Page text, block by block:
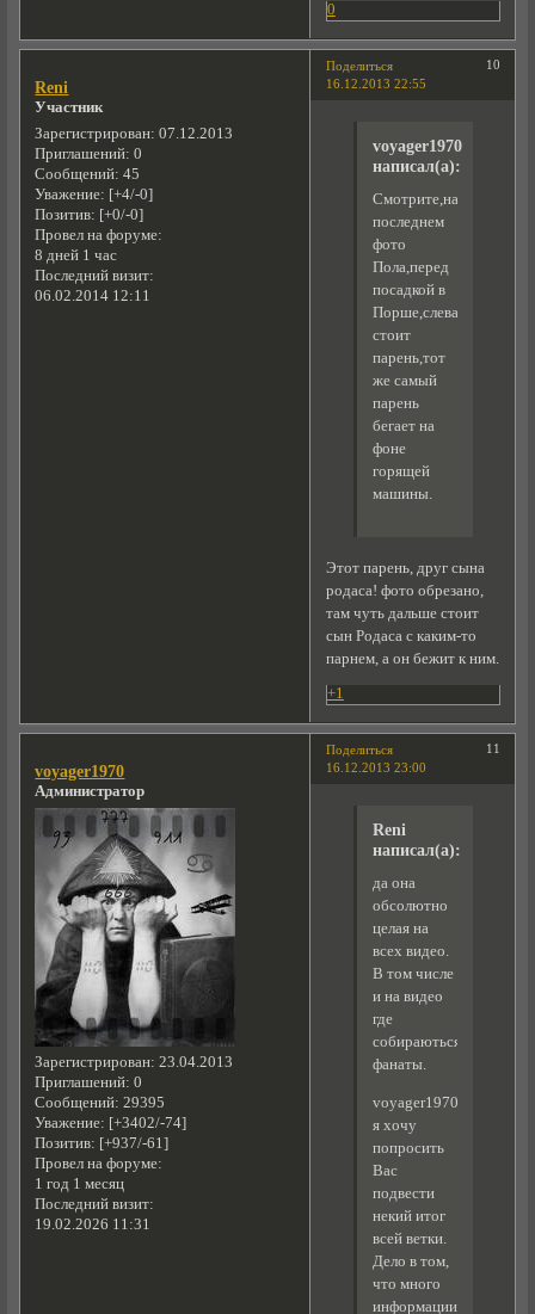
0
Поделиться
10
16.12.2013 22:55
Reni
Участник
Зарегистрирован: 07.12.2013
Приглашений: 0
Сообщений: 45
Уважение: [+4/-0]
Позитив: [+0/-0]
Провел на форуме:
8 дней 1 час
Последний визит:
06.02.2014 12:11
voyager1970
написал(а):
Смотрите,на
последнем
фото
Пола,перед
посадкой в
Порше,слева
стоит
парень,тот
же самый
парень
бегает на
фоне
горящей
машины.
Этот парень, друг сына
родаса! фото обрезано,
там чуть дальше стоит
сын Родаса с каким-то
парнем, а он бежит к ним.
+1
Поделиться
11
16.12.2013 23:00
voyager1970
Администратор
Зарегистрирован: 23.04.2013
Приглашений: 0
Сообщений: 29395
Уважение: [+3402/-74]
Позитив: [+937/-61]
Провел на форуме:
1 год 1 месяц
Последний визит:
19.02.2026 11:31
Reni
написал(а):
да она
обсолютно
целая на
всех видео.
В том числе
и на видео
где
собираються
фанаты.
voyager1970
я хочу
попросить
Вас
подвести
некий итог
всей ветки.
Дело в том,
что много
информации